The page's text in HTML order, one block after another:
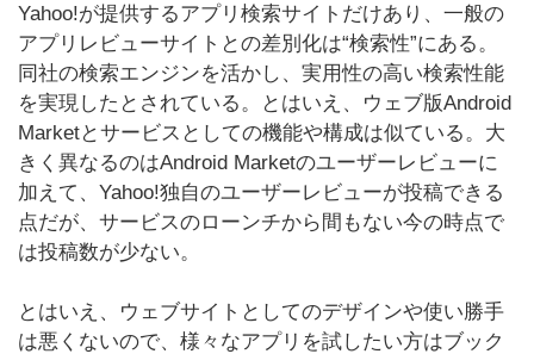
Yahoo!が提供するアプリ検索サイトだけあり、一般の
アプリレビューサイトとの差別化は“検索性”にある。
同社の検索エンジンを活かし、実用性の高い検索性能
を実現したとされている。とはいえ、ウェブ版Android
Marketとサービスとしての機能や構成は似ている。大
きく異なるのはAndroid Marketのユーザーレビューに
加えて、Yahoo!独自のユーザーレビューが投稿できる
点だが、サービスのローンチから間もない今の時点で
は投稿数が少ない。
とはいえ、ウェブサイトとしてのデザインや使い勝手
は悪くないので、様々なアプリを試したい方はブック